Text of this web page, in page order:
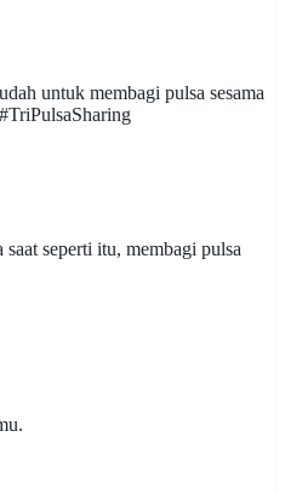
untuk membagi pulsa sesama
seperti itu, membagi pulsa